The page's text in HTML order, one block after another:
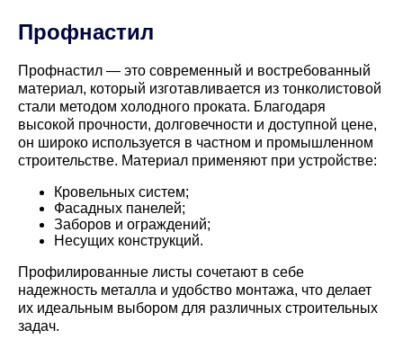
Профнастил
Профнастил — это современный и востребованный
материал, который изготавливается из тонколистовой
стали методом холодного проката. Благодаря
высокой прочности, долговечности и доступной цене,
он широко используется в частном и промышленном
строительстве. Материал применяют при устройстве:
Кровельных систем;
Фасадных панелей;
Заборов и ограждений;
Несущих конструкций.
Профилированные листы сочетают в себе
надежность металла и удобство монтажа, что делает
их идеальным выбором для различных строительных
задач.